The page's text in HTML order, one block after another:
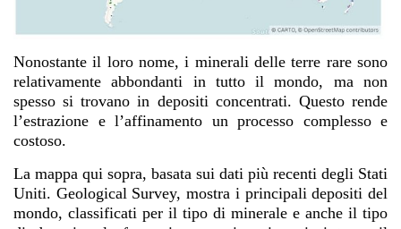
Nonostante il loro nome, i minerali delle terre rare sono
relativamente abbondanti in tutto il mondo, ma non
spesso si trovano in depositi concentrati. Questo rende
l’estrazione e l’affinamento un processo complesso e
costoso.
La mappa qui sopra, basata sui dati più recenti degli Stati
Uniti. Geological Survey, mostra i principali depositi del
mondo, classificati per il tipo di minerale e anche il tipo